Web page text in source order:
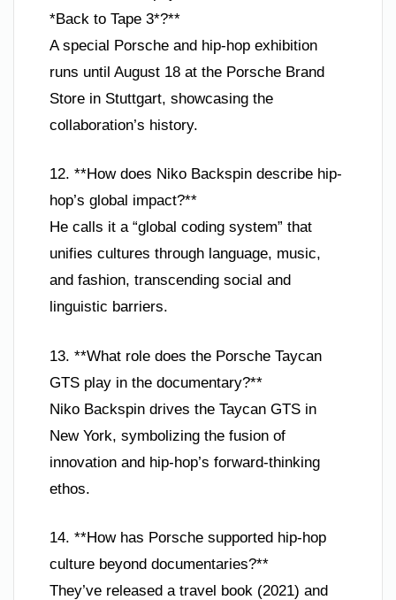
*Back to Tape 3*?**
A special Porsche and hip-hop exhibition
runs until August 18 at the Porsche Brand
Store in Stuttgart, showcasing the
collaboration’s history.
12. **How does Niko Backspin describe hip-
hop’s global impact?**
He calls it a “global coding system” that
unifies cultures through language, music,
and fashion, transcending social and
linguistic barriers.
13. **What role does the Porsche Taycan
GTS play in the documentary?**
Niko Backspin drives the Taycan GTS in
New York, symbolizing the fusion of
innovation and hip-hop’s forward-thinking
ethos.
14. **How has Porsche supported hip-hop
culture beyond documentaries?**
They’ve released a travel book (2021) and